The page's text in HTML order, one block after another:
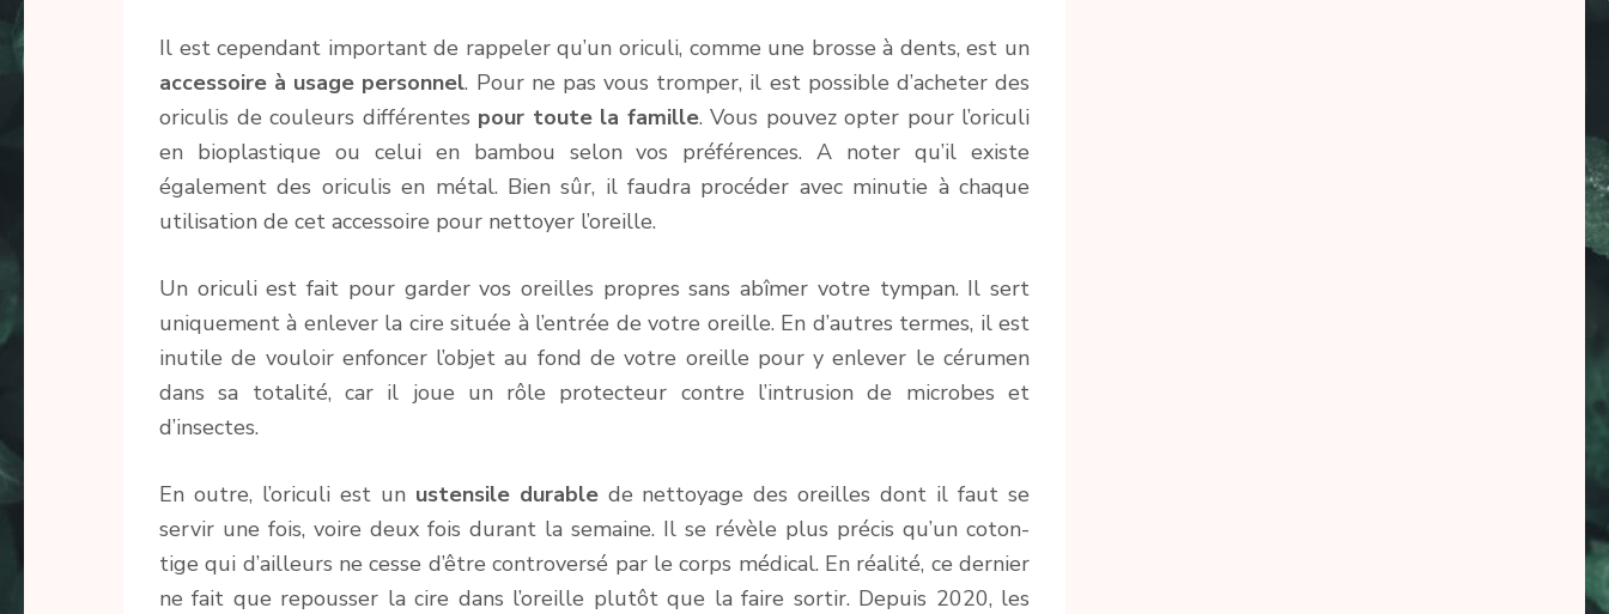
Il est cependant important de rappeler qu’un oriculi, comme une brosse à dents, est un
accessoire à usage personnel. Pour ne pas vous tromper, il est possible d’acheter des
oriculis de couleurs différentes pour toute la famille. Vous pouvez opter pour l’oriculi
en bioplastique ou celui en bambou selon vos préférences. A noter qu’il existe
également des oriculis en métal. Bien sûr, il faudra procéder avec minutie à chaque
utilisation de cet accessoire pour nettoyer l’oreille.
Un oriculi est fait pour garder vos oreilles propres sans abîmer votre tympan. Il sert
uniquement à enlever la cire située à l’entrée de votre oreille. En d’autres termes, il est
inutile de vouloir enfoncer l’objet au fond de votre oreille pour y enlever le cérumen
dans sa totalité, car il joue un rôle protecteur contre l’intrusion de microbes et
d’insectes.
En outre, l’oriculi est un ustensile durablede nettoyage des oreilles dont il faut se
servir une fois, voire deux fois durant la semaine. Il se révèle plus précis qu’un coton-
tige qui d’ailleurs ne cesse d’être controversé par le corps médical. En réalité, ce dernier
ne fait que repousser la cire dans l’oreille plutôt que la faire sortir. Depuis 2020, les